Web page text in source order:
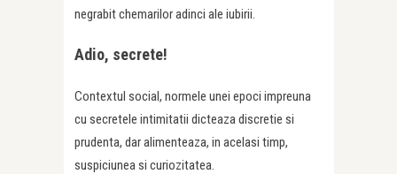
negrabit chemarilor adinci ale iubirii.
Adio, secrete!
Contextul social, normele unei epoci impreuna
cu secretele intimitatii dicteaza discretie si
prudenta, dar alimenteaza, in acelasi timp,
suspiciunea si curiozitatea.